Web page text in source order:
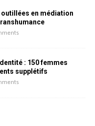
en médiation
: 150 femmes
supplétifs